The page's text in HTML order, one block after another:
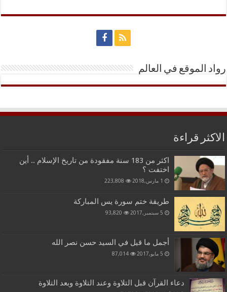
رواد الموقع في العالم
الاكثر قراءة
اكثر من 183 سنة مفقودة من تاريخ الإسلام .. أين
اختفت ؟
1 مارس,2018 223,808
طريقة ختم سورة يس المباركة
5 سبتمبر,2017 93,820
أجمل ما قيل في السيد حسن نصر الله
5 مايو,2017 87,014
دعاء القرآن قبل التلاوة وعند التلاوة وبعد التلاوة